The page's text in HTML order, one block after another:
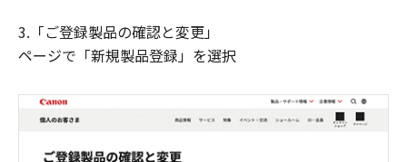
3.「ご登録製品の確認と変更」
ページで「新規製品登録」を選択